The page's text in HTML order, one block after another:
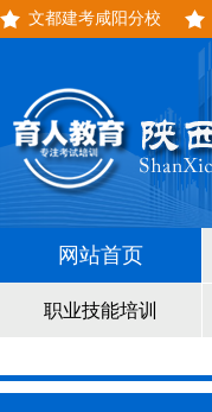
文都建考咸阳分校
网站首页
职业技能培训